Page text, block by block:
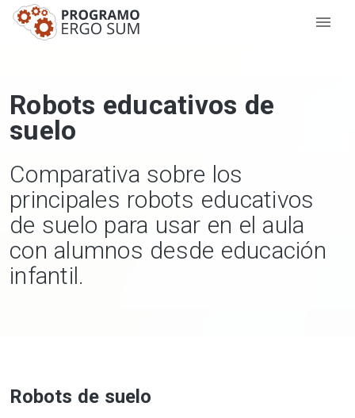
Robots educativos de
suelo
Comparativa sobre los
principales robots educativos
de suelo para usar en el aula
con alumnos desde educación
infantil.
Robots de suelo